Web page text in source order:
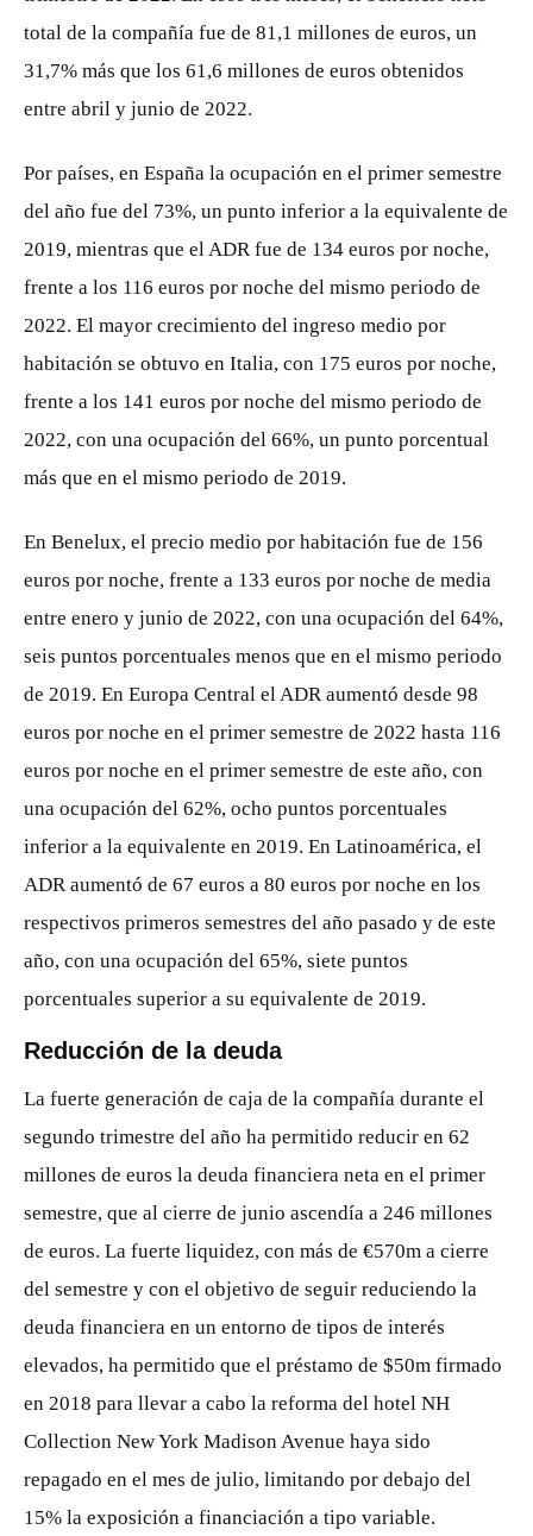
total de la compañía fue de 81,1 millones de euros, un
31,7% más que los 61,6 millones de euros obtenidos
entre abril y junio de 2022.
Por países, en España la ocupación en el primer semestre
del año fue del 73%, un punto inferior a la equivalente de
2019, mientras que el ADR fue de 134 euros por noche,
frente a los 116 euros por noche del mismo periodo de
2022. El mayor crecimiento del ingreso medio por
habitación se obtuvo en Italia, con 175 euros por noche,
frente a los 141 euros por noche del mismo periodo de
2022, con una ocupación del 66%, un punto porcentual
más que en el mismo periodo de 2019.
En Benelux, el precio medio por habitación fue de 156
euros por noche, frente a 133 euros por noche de media
entre enero y junio de 2022, con una ocupación del 64%,
seis puntos porcentuales menos que en el mismo periodo
de 2019. En Europa Central el ADR aumentó desde 98
euros por noche en el primer semestre de 2022 hasta 116
euros por noche en el primer semestre de este año, con
una ocupación del 62%, ocho puntos porcentuales
inferior a la equivalente en 2019. En Latinoamérica, el
ADR aumentó de 67 euros a 80 euros por noche en los
respectivos primeros semestres del año pasado y de este
año, con una ocupación del 65%, siete puntos
porcentuales superior a su equivalente de 2019.
Reducción de la deuda
La fuerte generación de caja de la compañía durante el
segundo trimestre del año ha permitido reducir en 62
millones de euros la deuda financiera neta en el primer
semestre, que al cierre de junio ascendía a 246 millones
de euros. La fuerte liquidez, con más de €570m a cierre
del semestre y con el objetivo de seguir reduciendo la
deuda financiera en un entorno de tipos de interés
elevados, ha permitido que el préstamo de $50m firmado
en 2018 para llevar a cabo la reforma del hotel NH
Collection New York Madison Avenue haya sido
repagado en el mes de julio, limitando por debajo del
15% la exposición a financiación a tipo variable.